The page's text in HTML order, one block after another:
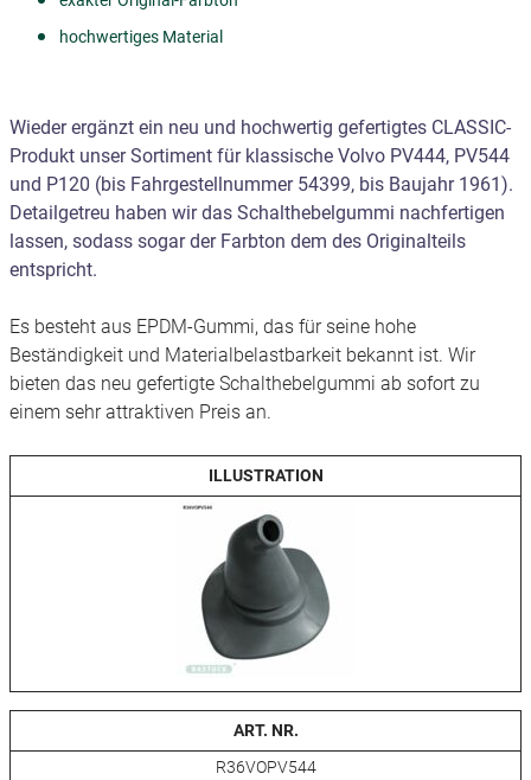
hochwertiges Material
Wieder ergänzt ein neu und hochwertig gefertigtes CLASSIC-
Produkt unser Sortiment für klassische Volvo PV444, PV544
und P120 (bis Fahrgestellnummer 54399, bis Baujahr 1961).
Detailgetreu haben wir das Schalthebelgummi nachfertigen
lassen, sodass sogar der Farbton dem des Originalteils
entspricht.
Es besteht aus EPDM-Gummi, das für seine hohe
Beständigkeit und Materialbelastbarkeit bekannt ist. Wir
bieten das neu gefertigte Schalthebelgummi ab sofort zu
einem sehr attraktiven Preis an.
ILLUSTRATION
ART. NR.
R36VOPV544